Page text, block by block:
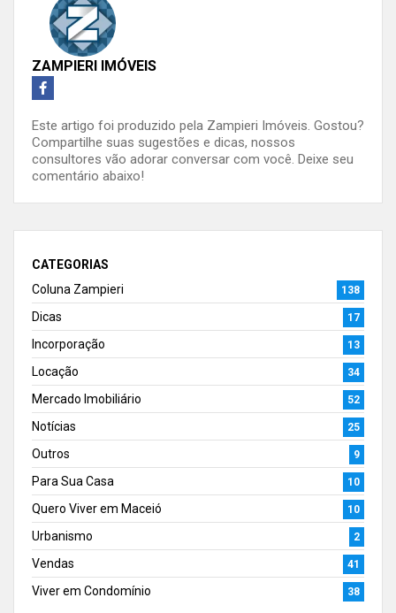
ZAMPIERI IMÓVEIS
Este artigo foi produzido pela Zampieri Imóveis. Gostou?
Compartilhe suas sugestões e dicas, nossos
consultores vão adorar conversar com você. Deixe seu
comentário abaixo!
CATEGORIAS
Coluna Zampieri
138
Dicas 17
Incorporação 13
Locação 34
Mercado Imobiliário 52
Notícias 25
Outros 9
Para Sua Casa 10
Quero Viver em Maceió 10
Urbanismo 2
Vendas 41
Viver em Condomínio 38